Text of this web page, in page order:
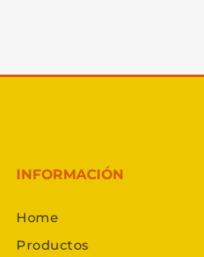
INFORMACIÓN
Home
Productos